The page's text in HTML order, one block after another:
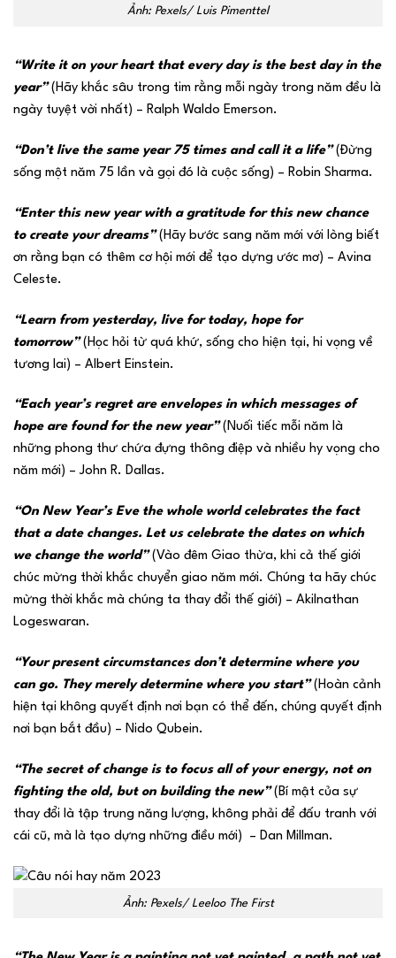
Ảnh: Pexels/ Luis Pimenttel
“Write it on your heart that every day is the best day in the
year”(Hãy khắc sâu trong tim rằng mỗi ngày trong năm đều là
ngày tuyệt vời nhất) – Ralph Waldo Emerson.
“Don’t live the same year 75 times and call it a life”(Đừng
sống một năm 75 lần và gọi đó là cuộc sống) – Robin Sharma.
“Enter this new year with a gratitude for this new chance
to create your dreams”(Hãy bước sang năm mới với lòng biết
ơn rằng bạn có thêm cơ hội mới để tạo dựng ước mơ) – Avina
Celeste.
“Learn from yesterday, live for today, hope for
tomorrow”(Học hỏi từ quá khứ, sống cho hiện tại, hi vọng về
tương lai) – Albert Einstein.
“Each year’s regret are envelopes in which messages of
hope are found for the new year”(Nuối tiếc mỗi năm là
những phong thư chứa đựng thông điệp và nhiều hy vọng cho
năm mới) – John R. Dallas.
“On New Year’s Eve the whole world celebrates the fact
that a date changes. Let us celebrate the dates on which
we change the world”(Vào đêm Giao thừa, khi cả thế giới
chúc mừng thời khắc chuyển giao năm mới. Chúng ta hãy chúc
mừng thời khắc mà chúng ta thay đổi thế giới) – Akilnathan
Logeswaran.
“Your present circumstances don’t determine where you
can go. They merely determine where you start”(Hoàn cảnh
hiện tại không quyết định nơi bạn có thể đến, chúng quyết định
nơi bạn bắt đầu) – Nido Qubein.
“The secret of change is to focus all of your energy, not on
fighting the old, but on building the new”(Bí mật của sự
thay đổi là tập trung năng lượng, không phải để đấu tranh với
cái cũ, mà là tạo dựng những điều mới) – Dan Millman.
Ảnh: Pexels/ Leeloo The First